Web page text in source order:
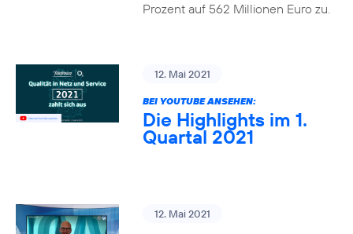
Prozent auf 562 Millionen Euro zu.
12. Mai 2021
BEI YOUTUBE ANSEHEN:
Die Highlights im 1.
Quartal 2021
12. Mai 2021